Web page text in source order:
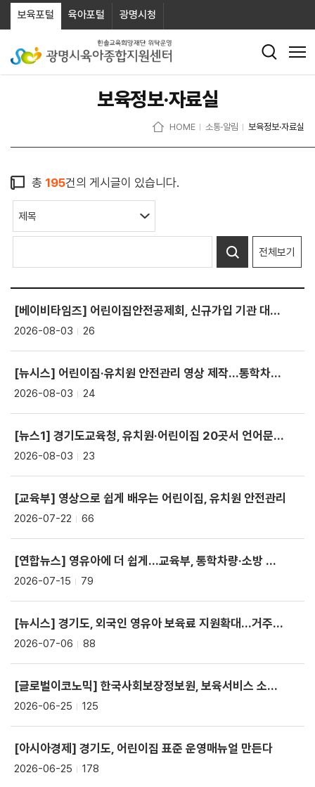
보육포털 육아포털 광명시청
보육정보·자료실
HOME 소통·알림 보육정보·자료실
총 195건의 게시글이 있습니다.
전체보기
[베이비타임즈] 어린이집안전공제회, 신규가입 기관 대상 ‘해피콜’ 상담 도입
2026-08-03 26
[뉴시스] 어린이집·유치원 안전관리 영상 제작…통학차량·소방 안전 안내
2026-08-03 24
[뉴스1] 경기도교육청, 유치원·어린이집 20곳서 언어문화다양성 교육
2026-08-03 23
[교육부] 영상으로 쉽게 배우는 어린이집, 유치원 안전관리
2026-07-22 66
[연합뉴스] 영유아에 더 쉽게…교육부, 통학차량·소방 안전영상 새로 제작
2026-07-15 79
[뉴시스] 경기도, 외국인 영유아 보육료 지원확대…거주요건 폐지
2026-07-06 88
[글로벌이코노믹] 한국사회보장정보원, 보육서비스 소통 체계 강화…전문가 네트워크 확대
2026-06-25 125
[아시아경제] 경기도, 어린이집 표준 운영매뉴얼 만든다
2026-06-25 178